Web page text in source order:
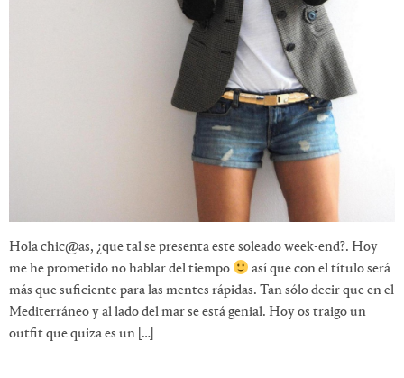
Hola chic@as, ¿que tal se presenta este soleado week-end?. Hoy
me he prometido no hablar del tiempo
así que con el título será
más que suficiente para las mentes rápidas. Tan sólo decir que en el
Mediterráneo y al lado del mar se está genial. Hoy os traigo un
outfit que quiza es un […]